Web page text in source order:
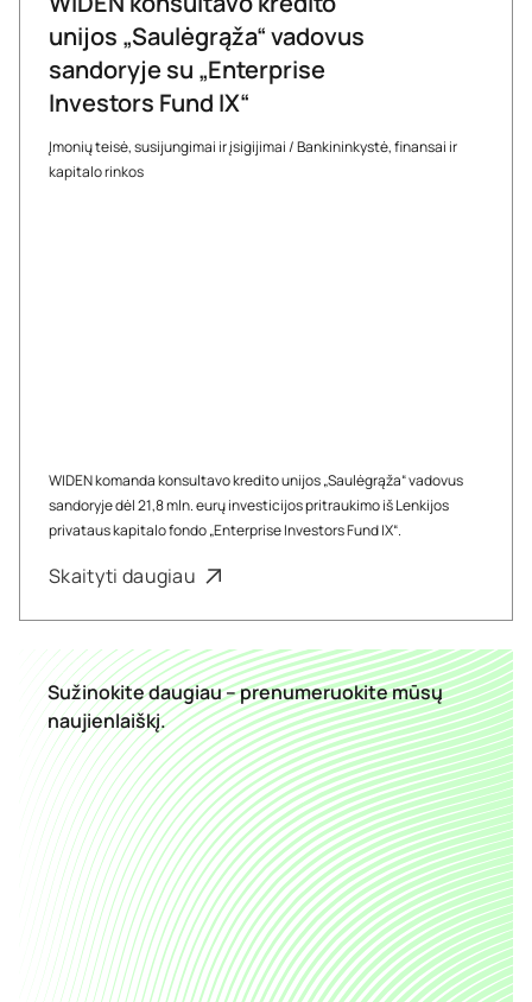
unijos „Saulėgrąža“ vadovus
sandoryje su „Enterprise
Investors Fund IX“
Įmonių teisė, susijungimai ir įsigijimai/Bankininkystė, finansai ir
kapitalo rinkos
WIDEN komanda konsultavo kredito unijos „Saulėgrąža“ vadovus
sandoryje dėl 21,8 mln. eurų investicijos pritraukimo iš Lenkijos
privataus kapitalo fondo „Enterprise Investors Fund IX“.
Skaityti daugiau
Sužinokite daugiau – prenumeruokite mūsų
naujienlaiškį.